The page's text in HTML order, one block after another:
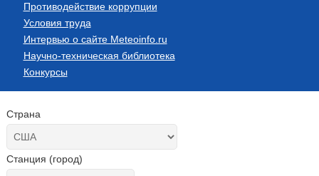
Противодействие коррупции
Условия труда
Интервью о сайте Meteoinfo.ru
Научно-техническая библиотека
Конкурсы
Страна
Станция (город)